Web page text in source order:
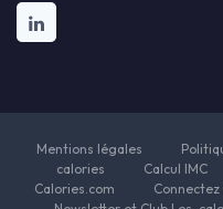
Mentions légales
calories
Calcul IMC
Calories.com